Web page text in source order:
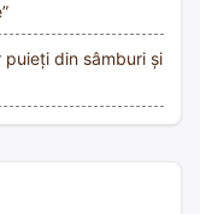
puieți din sâmburi și